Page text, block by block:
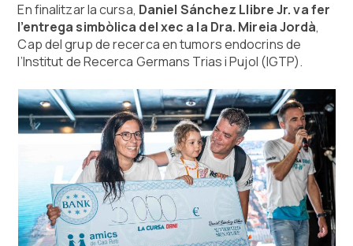
En finalitzar la cursa, Daniel Sánchez Llibre Jr. va fer
l’entrega simbòlica del xec a la Dra. Mireia Jordà,
Cap del grup de recerca en tumors endocrins de
l’Institut de Recerca Germans Trias i Pujol (IGTP).